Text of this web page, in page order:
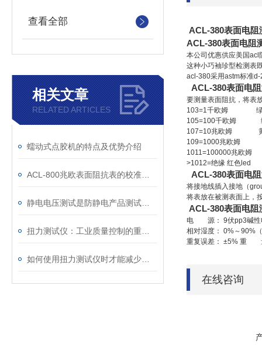
查看全部
相关文章
RELATED ARTICLES
蠕动式点胶机的特点及优势介绍
ACL-380表面电阻
ACL-380表面电阻
本公司优惠供应美国acl
这种小巧袖珍型检测表
acl-380采用astm标准
ACL-380表面电
要测量表面阻抗，将表
103=1千欧姆 绿
105=100千欧姆
107=10兆欧姆 黄
109=1000兆欧姆
1011=100000兆欧
>1012=绝缘 红色led
ACL-380表面电
将接地线插入接地（
将表放在被测表面上，
ACL-380表面电阻
电 源： 9伏pp3碱性
相对湿度： 0%～
重复误差： ±5% 重
在线咨询